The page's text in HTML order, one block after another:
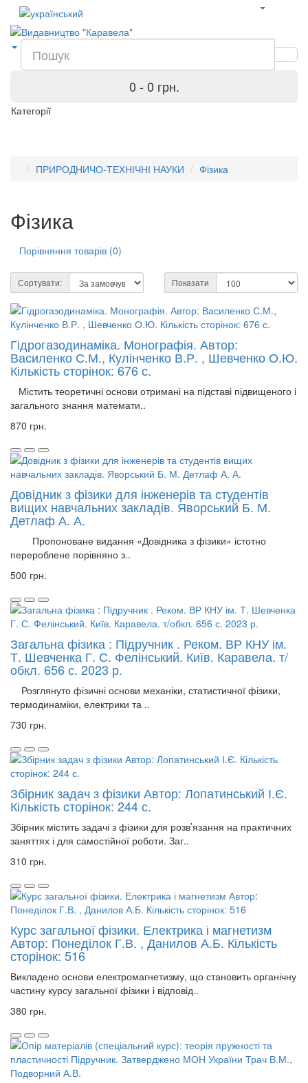
0 - 0 грн.
Категорії
ПРИРОДНИЧО-ТЕХНІЧНІ НАУКИ Фізика
Фізика
Порівняння товарів (0)
Сортувати: Показати
Гідрогазодинаміка. Монографія. Автор:
Василенко С.М., Кулінченко В.Р. , Шевченко О.Ю.
Кількість сторінок: 676 с.
Містить теоретичні основи отримані на підставі підвищеного і
загального знання математи..
870 грн.
Довідник з фізики для інженерів та студентів
вищих навчальних закладів. Яворський Б. М.
Детлаф А. А.
Пропоноване видання «Довідника з фізики» істотно
перероблене порівняно з..
500 грн.
Загальна фізика : Підручник . Реком. ВР КНУ ім.
Т. Шевченка Г. С. Фелінський. Київ. Каравела. т/
обкл. 656 с. 2023 р.
Розглянуто фізичні основи механіки, статистичної фізики,
термодинаміки, електрики та ..
730 грн.
Збірник задач з фізики Автор: Лопатинський І.Є.
Кількість сторінок: 244 с.
Збірник містить задачі з фізики для розв’язання на практичних
заняттях і для самостійної роботи. Заг..
310 грн.
Курс загальної фізики. Електрика і магнетизм
Автор: Понеділок Г.В. , Данилов А.Б. Кількість
сторінок: 516
Викладено основи електромагнетизму, що становить органічну
частину курсу загальної фізики і відповід..
380 грн.